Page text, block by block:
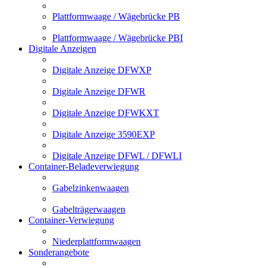
Plattformwaage / Wägebrücke PB
Plattformwaage / Wägebrücke PBI
Digitale Anzeigen
Digitale Anzeige DFWXP
Digitale Anzeige DFWR
Digitale Anzeige DFWKXT
Digitale Anzeige 3590EXP
Digitale Anzeige DFWL / DFWLI
Container-Beladeverwiegung
Gabelzinkenwaagen
Gabelträgerwaagen
Container-Verwiegung
Niederplattformwaagen
Sonderangebote